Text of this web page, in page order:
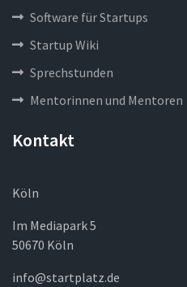
Software für Startups
Startup Wiki
Sprechstunden
Mentorinnen und Mentoren
Kontakt
Köln
Im Mediapark 5
50670 Köln
info@startplatz.de